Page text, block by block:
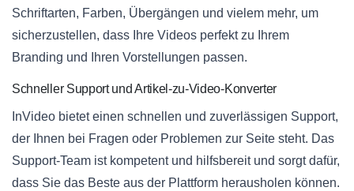
Schriftarten, Farben, Übergängen und vielem mehr, um
sicherzustellen, dass Ihre Videos perfekt zu Ihrem
Branding und Ihren Vorstellungen passen.
Schneller Support und Artikel-zu-Video-Konverter
InVideo bietet einen schnellen und zuverlässigen Support,
der Ihnen bei Fragen oder Problemen zur Seite steht. Das
Support-Team ist kompetent und hilfsbereit und sorgt dafür,
dass Sie das Beste aus der Plattform herausholen können.